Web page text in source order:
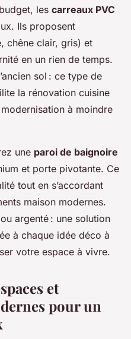
les carreaux PVC
Ils proposent
chêne clair, gris) et
en un rien de temps.
sol : ce type de
la rénovation cuisine
à moindre
une paroi de baignoire
et porte pivotante. Ce
tout en s’accordant
maison modernes.
argenté : une solution
à chaque idée déco à
votre espace à vivre.
et
pour un